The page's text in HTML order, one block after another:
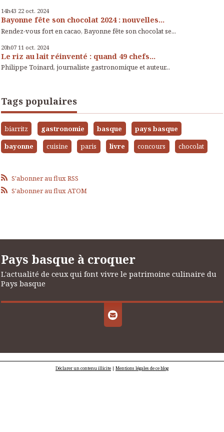
14h43 22 oct. 2024
Bayonne fête son chocolat 2024 : nouvelles...
Rendez-vous fort en cacao, Bayonne fête son chocolat se...
20h07 11 oct. 2024
Le riz au lait réinventé : quand 49 chefs...
Philippe Toinard, journaliste gastronomique et auteur...
Tags populaires
biarritz gastronomie basque
pays basque
bayonne
cuisine paris livre concours chocolat
S'abonner au flux RSS
S'abonner au flux ATOM
Pays basque à croquer
L'actualité de ceux qui font vivre le patrimoine culinaire du
Pays basque
Déclarer un contenu illicite Mentions légales de ce blog